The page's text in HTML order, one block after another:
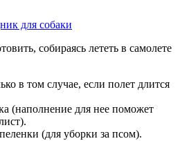
для собаки
собираясь лететь в самолете
в том случае, если полет длится
(наполнение для нее поможет
(для уборки за псом).